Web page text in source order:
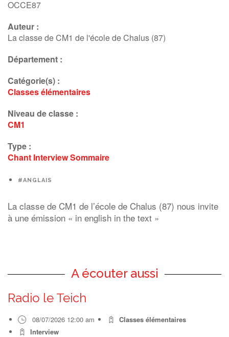
OCCE87
Auteur :
La classe de CM1 de l'école de Chalus (87)
Département :
Catégorie(s) :
Classes élémentaires
Niveau de classe :
CM1
Type :
Chant InterviewSommaire
#ANGLAIS
La classe de CM1 de l’école de Chalus (87) nous invite
à une émission « in english in the text »
A écouter aussi
Radio le Teich
08/07/2026 12:00 am
Classes élémentaires
Interview